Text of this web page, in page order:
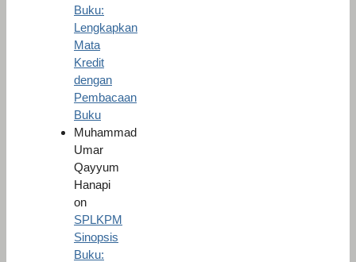
Buku:
Lengkapkan
Mata
Kredit
dengan
Pembacaan
Buku
Muhammad
Umar
Qayyum
Hanapi
on
SPLKPM
Sinopsis
Buku: